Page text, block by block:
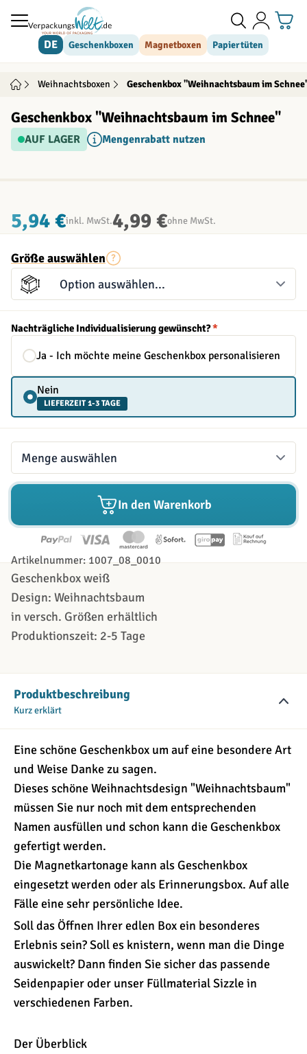
Direkt zum Inhalt
DE Geschenkboxen Magnetboxen Papiertüten
Weihnachtsboxen Geschenkbox "Weihnachtsbaum im
Geschenkbox "Weihnachtsbaum im Schnee"
AUF LAGER Mengenrabatt nutzen
Produktbeschreibung
Kurz erklärt
Eine schöne Geschenkbox um auf eine besondere Art
und Weise Danke zu sagen.
Dieses schöne Weihnachtsdesign "Weihnachtsbaum"
müssen Sie nur noch mit dem entsprechenden
Namen ausfüllen und schon kann die Geschenkbox
gefertigt werden.
Die Magnetkartonage kann als Geschenkbox
eingesetzt werden oder als Erinnerungsbox. Auf alle
Fälle eine sehr persönliche Idee.
Soll das Öffnen Ihrer edlen Box ein besonderes
Erlebnis sein? Soll es knistern, wenn man die Dinge
auswickelt? Dann finden Sie sicher das passende
Seidenpapier oder unser Füllmaterial Sizzle in
verschiedenen Farben.
Der Überblick
5,94 €inkl. MwSt.4,99 €ohne MwSt.
Größe auswählen
Nachträgliche Individualisierung gewünscht?*
Ja - Ich möchte meine Geschenkbox personalisieren
Nein
LIEFERZEIT 1-3 TAGE
Menge
In den Warenkorb
Artikelnummer: 1007_08_0010
Geschenkbox weiß
Design: Weihnachtsbaum
in versch. Größen erhältlich
Produktionszeit: 2-5 Tage